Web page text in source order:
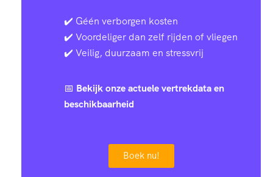
✔️ Géén verborgen kosten
✔️ Voordeliger dan zelf rijden of vliegen
✔️ Veilig, duurzaam en stressvrij
📅 Bekijk onze actuele vertrekdata en
beschikbaarheid
Boek nu!